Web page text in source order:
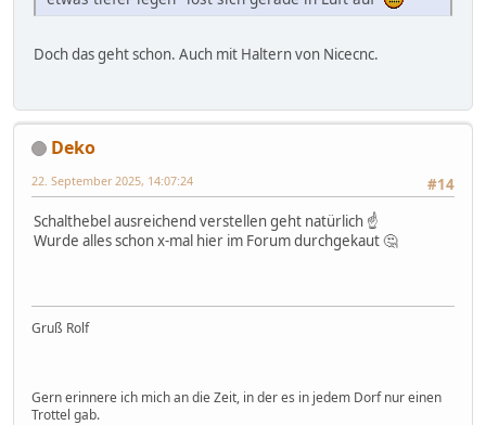
Doch das geht schon. Auch mit Haltern von Nicecnc.
Deko
#14
22. September 2025, 14:07:24
Schalthebel ausreichend verstellen geht natürlich ☝️
Wurde alles schon x-mal hier im Forum durchgekaut 🤔
Gruß Rolf
Gern erinnere ich mich an die Zeit, in der es in jedem Dorf nur einen
Trottel gab.